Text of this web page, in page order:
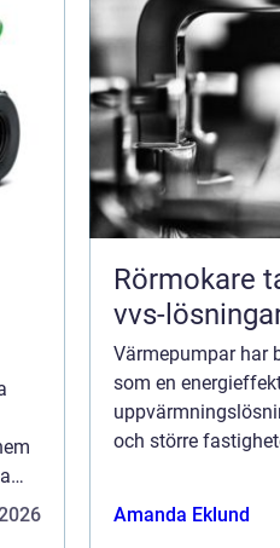
Rörmokare
vvs-
Värmepumpar har
som en
och större
Amanda Eklund